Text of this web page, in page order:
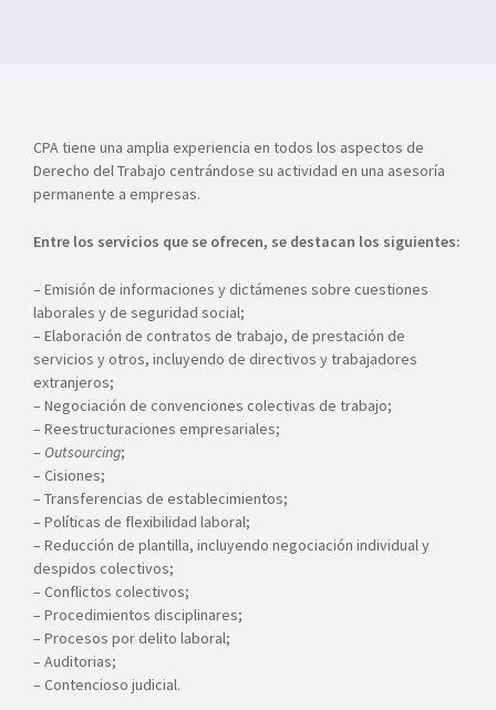
CPA tiene una amplia experiencia en todos los aspectos de
Derecho del Trabajo centrándose su actividad en una asesoría
permanente a empresas.
Entre los servicios que se ofrecen, se destacan los siguientes:
– Emisión de informaciones y dictámenes sobre cuestiones
laborales y de seguridad social;
– Elaboración de contratos de trabajo, de prestación de
servicios y otros, incluyendo de directivos y trabajadores
extranjeros;
– Negociación de convenciones colectivas de trabajo;
– Reestructuraciones empresariales;
– Outsourcing;
– Cisiones;
– Transferencias de establecimientos;
– Políticas de flexibilidad laboral;
– Reducción de plantilla, incluyendo negociación individual y
despidos colectivos;
– Conflictos colectivos;
– Procedimientos disciplinares;
– Procesos por delito laboral;
– Auditorias;
– Contencioso judicial.